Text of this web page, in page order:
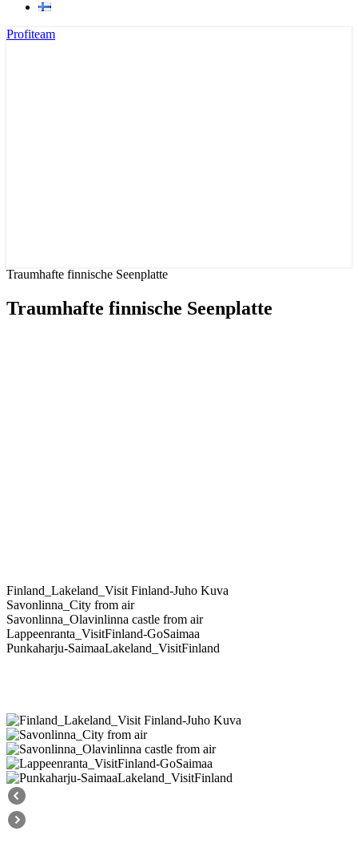
Profiteam
Traumhafte finnische Seenplatte
Traumhafte finnische Seenplatte
Finland_Lakeland_Visit Finland-Juho Kuva
Savonlinna_City from air
Savonlinna_Olavinlinna castle from air
Lappeenranta_VisitFinland-GoSaimaa
Punkaharju-SaimaaLakeland_VisitFinland